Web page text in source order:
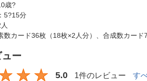
歳?
5?15分
数カード36枚（18枚×2人分）、合成数カー
ー
5.0 1件のレビュー す